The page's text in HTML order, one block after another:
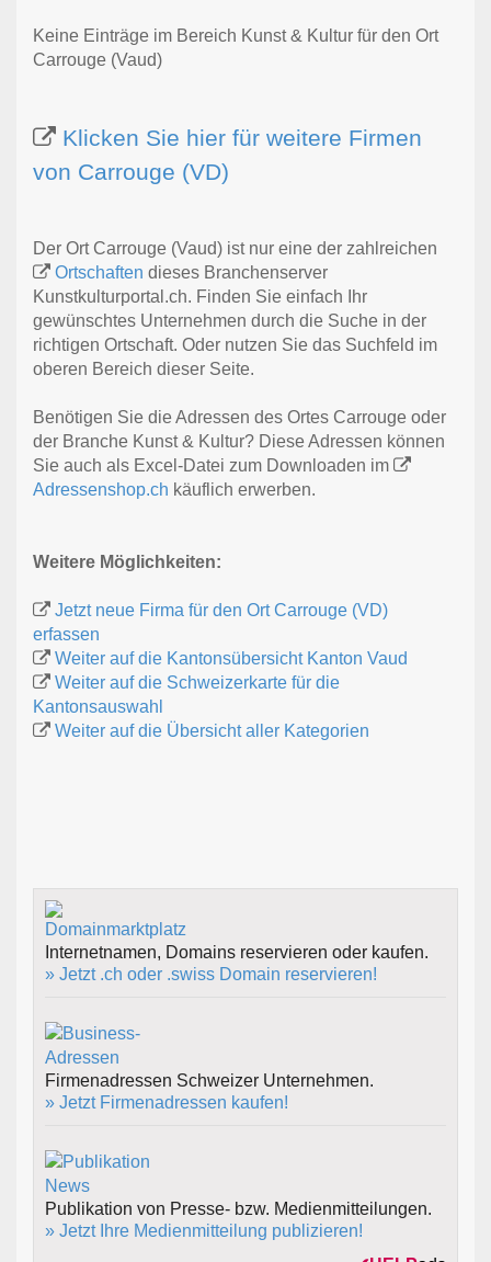
Keine Einträge im Bereich Kunst & Kultur für den Ort
Carrouge (Vaud)
Klicken Sie hier für weitere Firmen
von Carrouge (VD)
Der Ort Carrouge (Vaud) ist nur eine der zahlreichen
Ortschaften dieses Branchenserver
Kunstkulturportal.ch. Finden Sie einfach Ihr
gewünschtes Unternehmen durch die Suche in der
richtigen Ortschaft. Oder nutzen Sie das Suchfeld im
oberen Bereich dieser Seite.
Benötigen Sie die Adressen des Ortes Carrouge oder
der Branche Kunst & Kultur? Diese Adressen können
Sie auch als Excel-Datei zum Downloaden im
Adressenshop.ch käuflich erwerben.
Weitere Möglichkeiten:
Jetzt neue Firma für den Ort Carrouge (VD)
erfassen
Weiter auf die Kantonsübersicht Kanton Vaud
Weiter auf die Schweizerkarte für die
Kantonsauswahl
Weiter auf die Übersicht aller Kategorien
Internetnamen, Domains reservieren oder kaufen.
» Jetzt .ch oder .swiss Domain reservieren!
Firmenadressen Schweizer Unternehmen.
» Jetzt Firmenadressen kaufen!
Publikation von Presse- bzw. Medienmitteilungen.
» Jetzt Ihre Medienmitteilung publizieren!